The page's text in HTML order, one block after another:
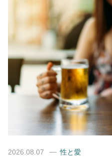
2026.08.07 性と愛